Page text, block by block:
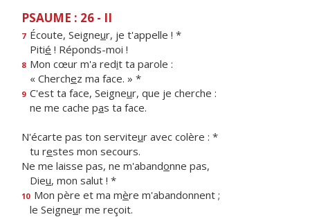
PSAUME : 26 - II
7 Écoute, Seigneur, je t'appelle ! *
Pitié ! Réponds-moi !
8 Mon cœur m'a redit ta parole :
« Cherchez ma face. » *
9 C'est ta face, Seigneur, que je cherche :
ne me cache pas ta face.
N'écarte pas ton serviteur avec colère : *
tu restes mon secours.
Ne me laisse pas, ne m'abandonne pas,
Dieu, mon salut ! *
10 Mon père et ma mère m'abandonnent ;
le Seigneur me reçoit.